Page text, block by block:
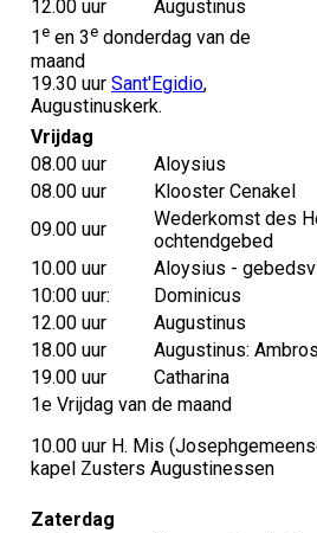
12.00 uur
Augustinus
1 e en 3e donderdag van de
maand
19.30 uur Sant'Egidio,
Augustinuskerk.
Vrijdag
08.00 uur
Aloysius
08.00 uur
Klooster Cenakel
09.00 uur
Wederkomst des
ochtendgebed
10.00 uur
Aloysius -
10:00 uur:
Dominicus
12.00 uur
Augustinus
18.00 uur
Augustinus:
19.00 uur
Catharina
1e Vrijdag van de maand
10.00 uur H. Mis
kapel Zusters Augustinessen
Zaterdag